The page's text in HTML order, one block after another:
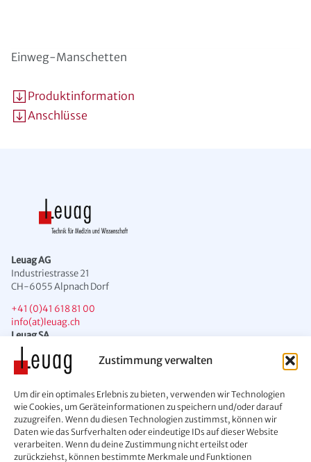
Zustimmung verwalten
Um dir ein optimales Erlebnis zu bieten, verwenden wir Technologien
wie Cookies, um Geräteinformationen zu speichern und/oder darauf
zuzugreifen. Wenn du diesen Technologien zustimmst, können wir
Daten wie das Surfverhalten oder eindeutige IDs auf dieser Website
verarbeiten. Wenn du deine Zustimmung nicht erteilst oder
zurückziehst, können bestimmte Merkmale und Funktionen
Einweg-Manschetten
Produktinformation
Anschlüsse
Leuag AG
Industriestrasse 21
CH-6055 Alpnach Dorf
+41 (0)41 618 81 00
info(at)leuag.ch
Leuag SA
Chemin des Condémines 2
CH-1071 Chexbres
info(at)leuag.ch